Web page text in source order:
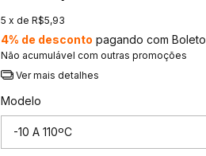
5 x de R$5,93
4% de desconto pagando com Boleto
Não acumulável com outras promoções
Ver mais detalhes
Modelo